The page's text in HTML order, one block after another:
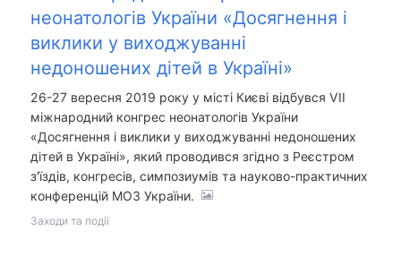
неонатологів України «Досягнення і
виклики у виходжуванні
недоношених дітей в Україні»
26-27 вересня 2019 року у місті Києві відбувся VII
міжнародний конгрес неонатологів України
«Досягнення і виклики у виходжуванні недоношених
дітей в Україні», який проводився згідно з Реєстром
з'їздів, конгресів, симпозиумів та науково-практичних
конференцій МОЗ України.
Заходи та події